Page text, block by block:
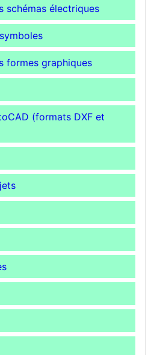
schémas électriques
formes graphiques
(formats DXF et